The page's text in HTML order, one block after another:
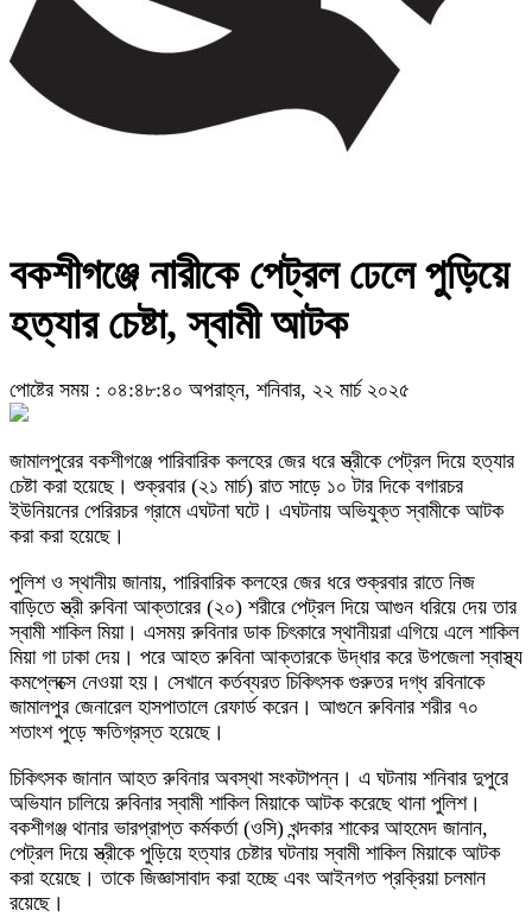
বকশীগঞ্জে নারীকে পেট্রল ঢেলে পুড়িয়ে
হত্যার চেষ্টা, স্বামী আটক
পোষ্টের সময় : ০৪:৪৮:৪০ অপরাহ্ন, শনিবার, ২২ মার্চ ২০২৫
জামালপুরের বকশীগঞ্জে পারিবারিক কলহের জের ধরে স্ত্রীকে পেট্রল দিয়ে হত্যার
চেষ্টা করা হয়েছে। শুক্রবার (২১ মার্চ) রাত সাড়ে ১০ টার দিকে বগারচর
ইউনিয়নের পেরিরচর গ্রামে এঘটনা ঘটে। এঘটনায় অভিযুক্ত স্বামীকে আটক
করা করা হয়েছে।
পুলিশ ও স্থানীয় জানায়, পারিবারিক কলহের জের ধরে শুক্রবার রাতে নিজ
বাড়িতে স্ত্রী রুবিনা আক্তারের (২০) শরীরে পেট্রল দিয়ে আগুন ধরিয়ে দেয় তার
স্বামী শাকিল মিয়া। এসময় রুবিনার ডাক চিৎকারে স্থানীয়রা এগিয়ে এলে শাকিল
মিয়া গা ঢাকা দেয়। পরে আহত রুবিনা আক্তারকে উদ্ধার করে উপজেলা স্বাস্থ্য
কমপ্লেক্সে নেওয়া হয়। সেখানে কর্তব্যরত চিকিৎসক গুরুতর দগ্ধ রবিনাকে
জামালপুর জেনারেল হাসপাতালে রেফার্ড করেন। আগুনে রুবিনার শরীর ৭০
শতাংশ পুড়ে ক্ষতিগ্রস্ত হয়েছে।
চিকিৎসক জানান আহত রুবিনার অবস্থা সংকটাপন্ন। এ ঘটনায় শনিবার দুপুরে
অভিযান চালিয়ে রুবিনার স্বামী শাকিল মিয়াকে আটক করেছে থানা পুলিশ।
বকশীগঞ্জ থানার ভারপ্রাপ্ত কর্মকর্তা (ওসি) খন্দকার শাকের আহমেদ জানান,
পেট্রল দিয়ে স্ত্রীকে পুড়িয়ে হত্যার চেষ্টার ঘটনায় স্বামী শাকিল মিয়াকে আটক
করা হয়েছে। তাকে জিজ্ঞাসাবাদ করা হচ্ছে এবং আইনগত প্রক্রিয়া চলমান
রয়েছে।